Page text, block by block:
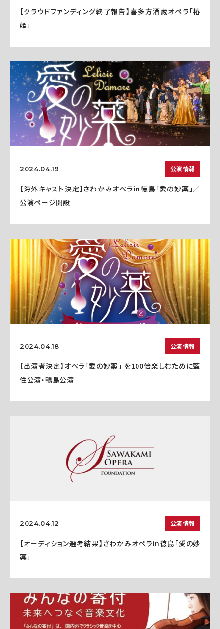
【クラウドファンディング終了報告】喜多方酒蔵オペラ「椿
姫」
2024.04.19 公演情報
【海外キャスト決定】さわかみオペラin徳島「愛の妙薬」／
公演ページ開設
2024.04.18 公演情報
【出演者決定】オペラ「愛の妙薬」 を100倍楽しむために藍
住公演・鴨島公演
2024.04.12 公演情報
【オーディション選考結果】さわかみオペラin徳島「愛の妙
薬」